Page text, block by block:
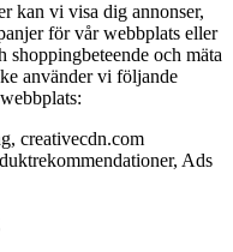
kan vi visa dig annonser,
för vår webbplats eller
shoppingbeteende och mäta
använder vi följande
creativecdn.com
Ads